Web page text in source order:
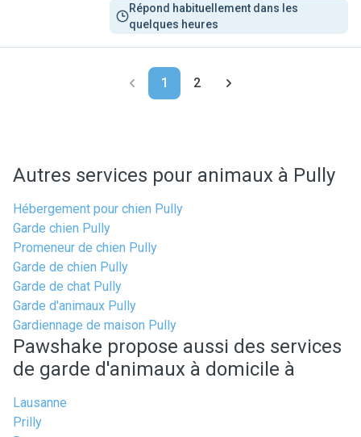
Répond habituellement dans les
quelques heures
1 2
Autres services pour animaux à Pully
Hébergement pour chien Pully
Garde chien Pully
Promeneur de chien Pully
Garde de chien Pully
Garde de chat Pully
Garde d'animaux Pully
Gardiennage de maison Pully
Pawshake propose aussi des services
de garde d'animaux à domicile à
Lausanne
Prilly